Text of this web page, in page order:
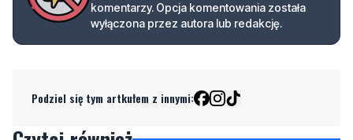
komentarzy. Opcja komentowania została
wyłączona przez autora lub redakcję.
Podziel się tym artkułem z innymi: